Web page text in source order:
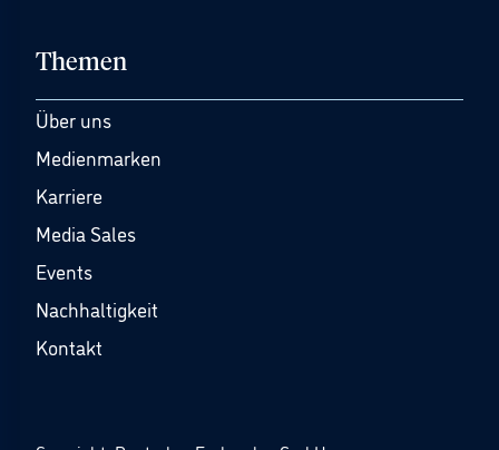
Themen
Über uns
Medienmarken
Karriere
Media Sales
Events
Nachhaltigkeit
Kontakt